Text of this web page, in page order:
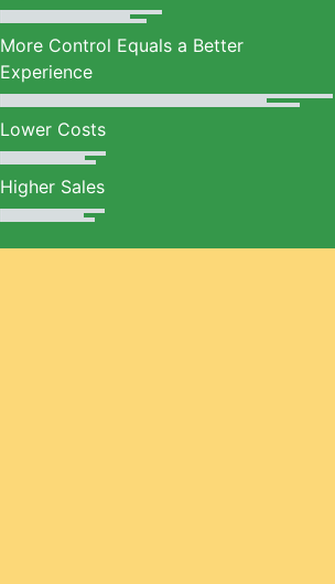
More Control Equals a Better
Experience
Lower Costs
Higher Sales